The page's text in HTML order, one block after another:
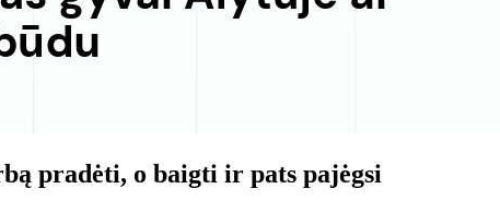
pra­dė­ti, o baig­ti ir pats pa­jėg­si